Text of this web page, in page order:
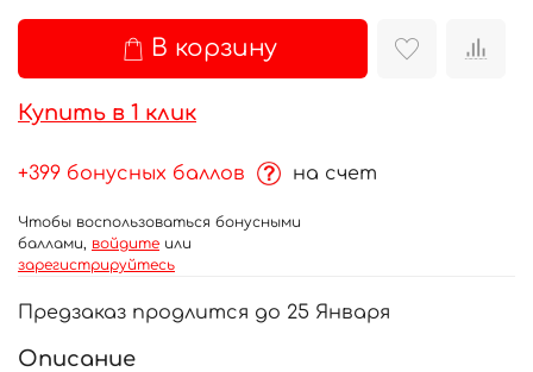
В корзину
Купить в 1 клик
+399 бонусных баллов на счет
Чтобы воспользоваться бонусными
баллами, войдите или
зарегистрируйтесь
Предзаказ продлится до 25 Января
Описание